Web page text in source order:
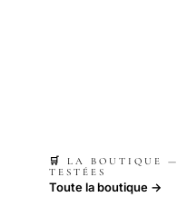
🛒 LA BOUTIQUE
TESTÉES
Toute la boutique →